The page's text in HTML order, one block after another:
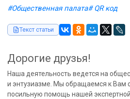
#Общественная палата# QR код
Текст статьи
Дорогие друзья!
Наша деятельность ведется на
и энтузиазме. Мы обращаемся к Вам
посильную помощь нашей